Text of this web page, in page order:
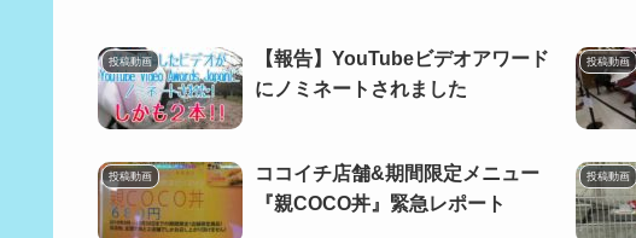
投稿動画
【報告】YouTubeビデオアワード
にノミネートされました
投稿動画
投稿動画
ココイチ店舗&期間限定メニュー
『親COCO丼』緊急レポート
投稿動画